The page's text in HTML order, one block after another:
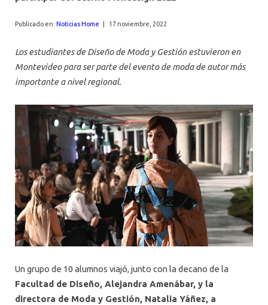
Publicado en: Noticias Home 17 noviembre, 2022
Los estudiantes de Diseño de Moda y Gestión estuvieron en
Montevideo para ser parte del evento de moda de autor más
importante a nivel regional.
Un grupo de 10 alumnos viajó, junto con la decano de la
Facultad de Diseño, Alejandra Amenábar, y la
directora de Moda y Gestión, Natalia Yáñez, a